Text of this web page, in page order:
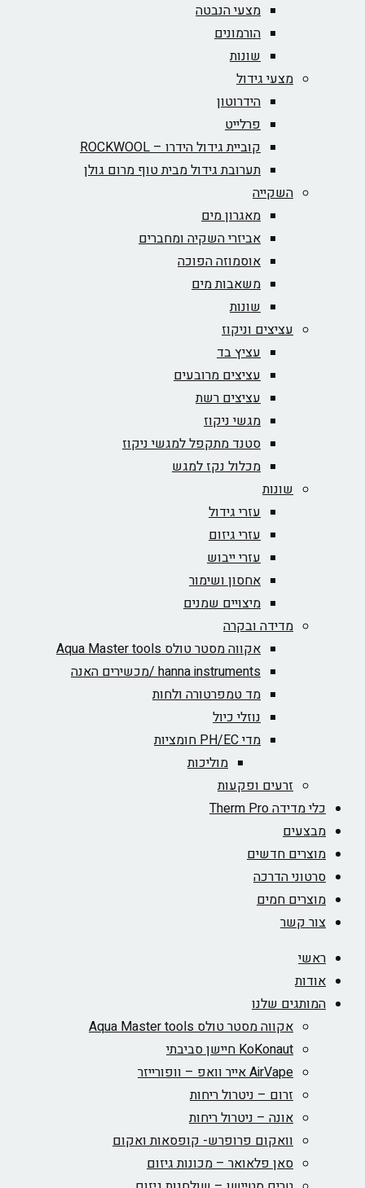
מצעי הנבטה
הורמונים
שונות
מצעי גידול
הידרוטון
פרלייט
קוביית גידול הידרו – ROCKWOOL‏
תערובת גידול מבית טוף מרום גולן
השקייה
מאגרון מים
אביזרי השקיה ומחברים
אוסמוזה הפוכה
משאבות מים
שונות
עציצים וניקוז
עציץ בד
עציצים מרובעים
עציצים רשת
מגשי ניקוז
סטנד מתקפל למגשי ניקוז
מכלול נקז למגש
שונות
עזרי גידול
עזרי גיזום
עזרי ייבוש
אחסון ושימור
מיצויים שמנים
מדידה ובקרה
אקווה מסטר טולס Aqua Master tools
hanna instruments /מכשירים האנה
מד טמפרטורה ולחות
נוזלי כיול
מדי PH/EC חומציות
מוליכות
זרעים ופקעות
כלי מדידה Therm Pro
מבצעים
מוצרים חדשים
סרטוני הדרכה
מוצרים חמים
צור קשר
ראשי
אודות
המותגים שלנו
אקווה מסטר טולס Aqua Master tools
KoKonaut חיישן סביבתי
AirVape אייר וואפ – וופורייזר
זרום – ניטרול ריחות
אונה – ניטרול ריחות
וואקום פרופרש- קופסאות ואקום
סאן פלאואר – מכונות גיזום